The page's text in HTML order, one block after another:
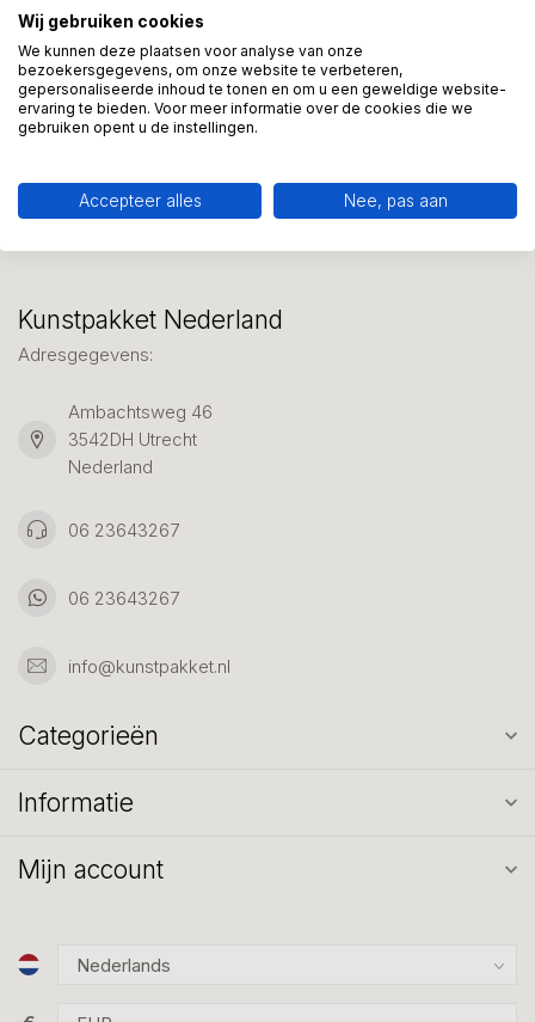
Meer informatie?
We helpen graag met uw keuze of geven advies, bel of app
ons 7 dagen per week: 06-23643267
Klantenservice
Kunstpakket Nederland
Adresgegevens:
Ambachtsweg 46
3542DH Utrecht
Nederland
06 23643267
06 23643267
info@kunstpakket.nl
Categorieën
Informatie
Mijn account
Wij gebruiken cookies
We kunnen deze plaatsen voor analyse van onze
bezoekersgegevens, om onze website te verbeteren,
gepersonaliseerde inhoud te tonen en om u een geweldige website-
ervaring te bieden. Voor meer informatie over de cookies die we
gebruiken opent u de instellingen.
Accepteer alles Nee, pas aan